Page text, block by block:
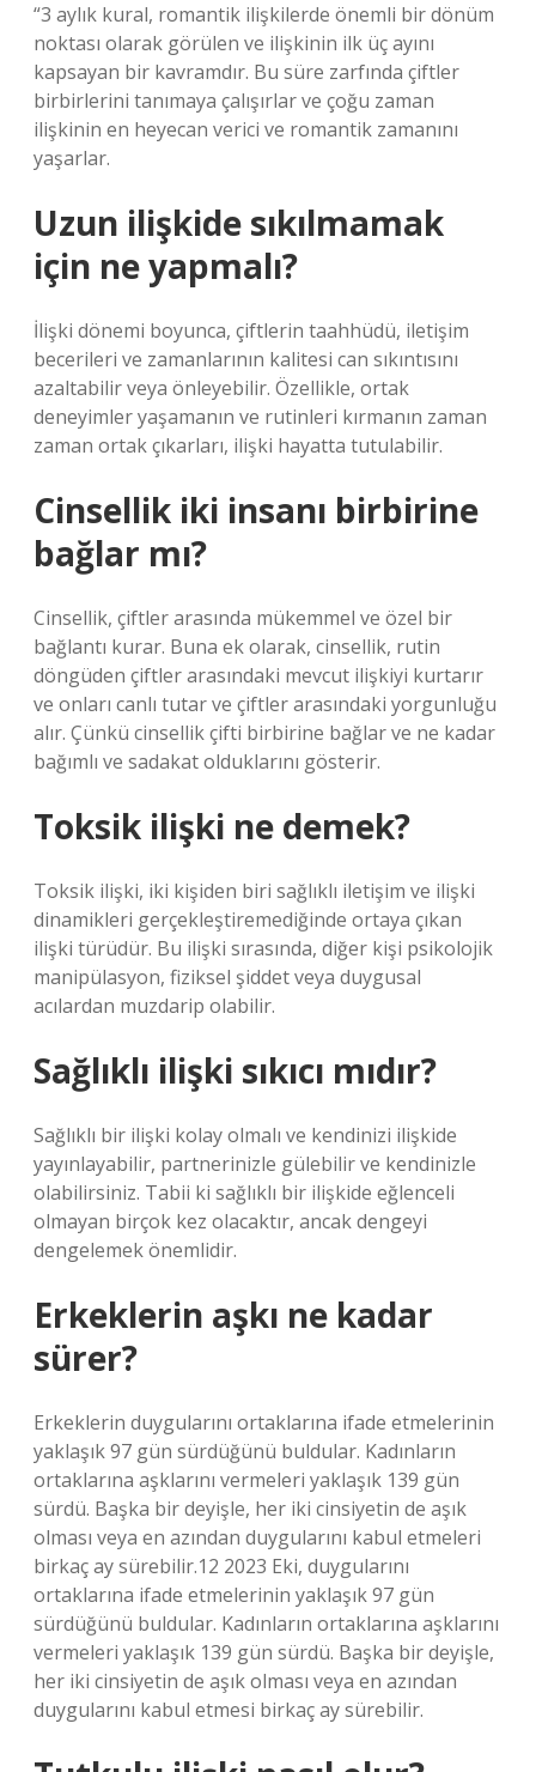
“3 aylık kural, romantik ilişkilerde önemli bir dönüm
noktası olarak görülen ve ilişkinin ilk üç ayını
kapsayan bir kavramdır. Bu süre zarfında çiftler
birbirlerini tanımaya çalışırlar ve çoğu zaman
ilişkinin en heyecan verici ve romantik zamanını
yaşarlar.
Uzun ilişkide sıkılmamak
için ne yapmalı?
İlişki dönemi boyunca, çiftlerin taahhüdü, iletişim
becerileri ve zamanlarının kalitesi can sıkıntısını
azaltabilir veya önleyebilir. Özellikle, ortak
deneyimler yaşamanın ve rutinleri kırmanın zaman
zaman ortak çıkarları, ilişki hayatta tutulabilir.
Cinsellik iki insanı birbirine
bağlar mı?
Cinsellik, çiftler arasında mükemmel ve özel bir
bağlantı kurar. Buna ek olarak, cinsellik, rutin
döngüden çiftler arasındaki mevcut ilişkiyi kurtarır
ve onları canlı tutar ve çiftler arasındaki yorgunluğu
alır. Çünkü cinsellik çifti birbirine bağlar ve ne kadar
bağımlı ve sadakat olduklarını gösterir.
Toksik ilişki ne demek?
Toksik ilişki, iki kişiden biri sağlıklı iletişim ve ilişki
dinamikleri gerçekleştiremediğinde ortaya çıkan
ilişki türüdür. Bu ilişki sırasında, diğer kişi psikolojik
manipülasyon, fiziksel şiddet veya duygusal
acılardan muzdarip olabilir.
Sağlıklı ilişki sıkıcı mıdır?
Sağlıklı bir ilişki kolay olmalı ve kendinizi ilişkide
yayınlayabilir, partnerinizle gülebilir ve kendinizle
olabilirsiniz. Tabii ki sağlıklı bir ilişkide eğlenceli
olmayan birçok kez olacaktır, ancak dengeyi
dengelemek önemlidir.
Erkeklerin aşkı ne kadar
sürer?
Erkeklerin duygularını ortaklarına ifade etmelerinin
yaklaşık 97 gün sürdüğünü buldular. Kadınların
ortaklarına aşklarını vermeleri yaklaşık 139 gün
sürdü. Başka bir deyişle, her iki cinsiyetin de aşık
olması veya en azından duygularını kabul etmeleri
birkaç ay sürebilir.12 2023 Eki, duygularını
ortaklarına ifade etmelerinin yaklaşık 97 gün
sürdüğünü buldular. Kadınların ortaklarına aşklarını
vermeleri yaklaşık 139 gün sürdü. Başka bir deyişle,
her iki cinsiyetin de aşık olması veya en azından
duygularını kabul etmesi birkaç ay sürebilir.